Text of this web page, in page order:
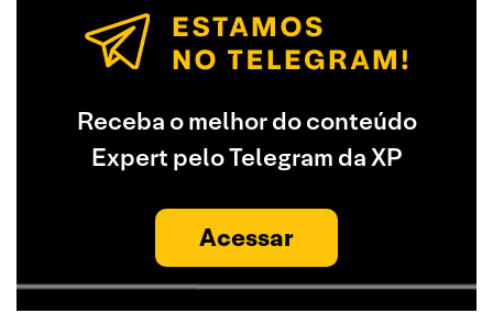
Receba o melhor do conteúdo
Expert pelo Telegram da XP
Acessar